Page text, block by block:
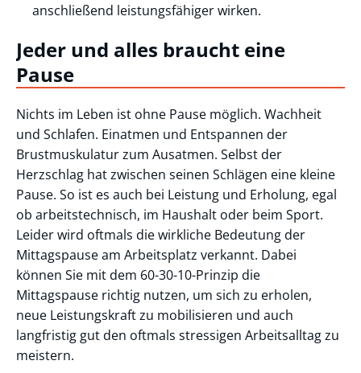
anschließend leistungsfähiger wirken.
Jeder und alles braucht eine
Pause
Nichts im Leben ist ohne Pause möglich. Wachheit
und Schlafen. Einatmen und Entspannen der
Brustmuskulatur zum Ausatmen. Selbst der
Herzschlag hat zwischen seinen Schlägen eine kleine
Pause. So ist es auch bei Leistung und Erholung, egal
ob arbeitstechnisch, im Haushalt oder beim Sport.
Leider wird oftmals die wirkliche Bedeutung der
Mittagspause am Arbeitsplatz verkannt. Dabei
können Sie mit dem 60-30-10-Prinzip die
Mittagspause richtig nutzen, um sich zu erholen,
neue Leistungskraft zu mobilisieren und auch
langfristig gut den oftmals stressigen Arbeitsalltag zu
meistern.